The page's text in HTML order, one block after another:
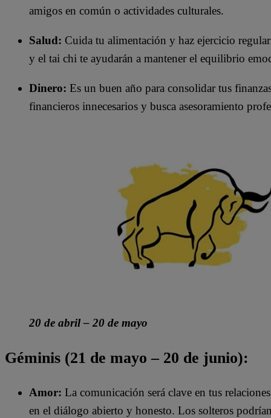
amigos en común o actividades culturales.
Salud: Cuida tu alimentación y haz ejercicio
y el tai chi te ayudarán a mantener el equilibrio
Dinero: Es un buen año para consolidar tus
financieros innecesarios y busca asesoramiento
20 de abril – 20 de mayo
Géminis (21 de mayo – 20 de junio):
Amor: La comunicación será clave en tus
en el diálogo abierto y honesto. Los solteros